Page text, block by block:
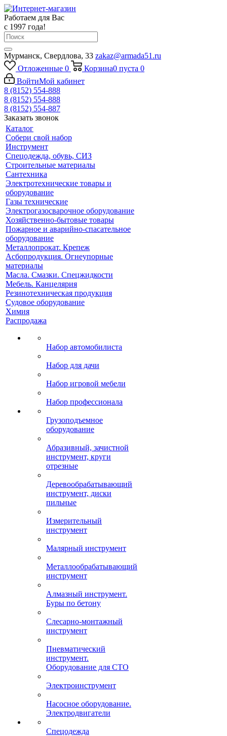
Работаем для Вас
с 1997 года!
Мурманск, Свердлова, 33 zakaz@armada51.ru
Отложенные 0 Корзина0 пуста 0
ВойтиМой кабинет
8 (8152) 554-888
8 (8152) 554-888
8 (8152) 554-887
Заказать звонок
Каталог
Собери свой набор
Инструмент
Спецодежда, обувь, СИЗ
Строительные материалы
Сантехника
Электротехнические товары и
оборудование
Газы технические
Электрогазосварочное оборудование
Хозяйственно-бытовые товары
Пожарное и аварийно-спасательное
оборудование
Металлопрокат. Крепеж
Асбопродукция. Огнеупорные
материалы
Масла. Смазки. Спецжидкости
Мебель. Канцелярия
Резинотехническая продукция
Судовое оборудование
Химия
Распродажа
Набор автомобилиста
Набор для дачи
Набор игровой мебели
Набор профессионала
Грузоподъемное
оборудование
Абразивный, зачистной
инструмент, круги
отрезные
Деревообрабатывающий
инструмент, диски
пильные
Измерительный
инструмент
Малярный инструмент
Металлообрабатывающий
инструмент
Алмазный инструмент.
Буры по бетону
Слесарно-монтажный
инструмент
Пневматический
инструмент.
Оборудование для СТО
Электроинструмент
Насосное оборудование.
Электродвигатели
Спецодежда